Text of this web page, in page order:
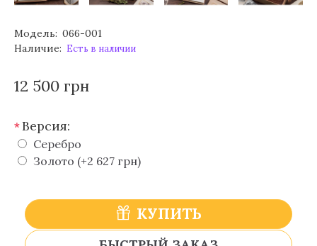
Модель: 066-001
Наличие: Есть в наличии
12 500 грн
*Версия:
Серебро
Золото (+2 627 грн)
КУПИТЬ